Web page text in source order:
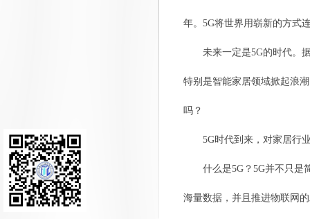
年。5G将世界用崭新的方式
未来一定是5G的时代。
特别是智能家居领域掀起浪
吗？
5G时代到来，对家居行
什么是5G？5G并不只是
海量数据，并且推进物联网